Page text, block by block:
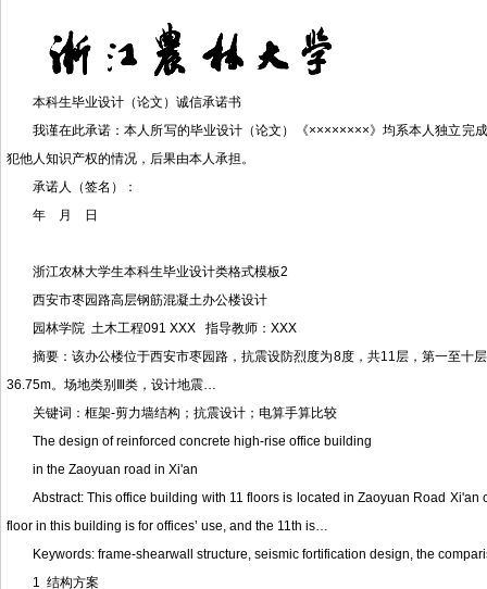
本科生毕业设计（论文）诚信承诺书
我谨在此承诺：本人所写的毕业设计（论文）《××××××××》均系本人独立完
犯他人知识产权的情况，后果由本人承担。
承诺人（签名）：
年 月 日
浙江农林大学生本科生毕业设计类格式模板2
西安市枣园路高层钢筋混凝土办公楼设计
园林学院 土木工程091 XXX 指导教师：XXX
摘要：该办公楼位于西安市枣园路，抗震设防烈度为8度，共11层，第一至
36.75m。场地类别Ⅲ类，设计地震…
关键词：框架-剪力墙结构；抗震设计；电算手算比较
The design of reinforced concrete high-rise office building
in the Zaoyuan road in Xi'an
Abstract: This office building with 11 floors is located in Zaoyuan Road
floor in this building is for offices’ use, and the 11th is…
Keywords: frame-shearwall structure, seismic fortification design, the
1 结构方案